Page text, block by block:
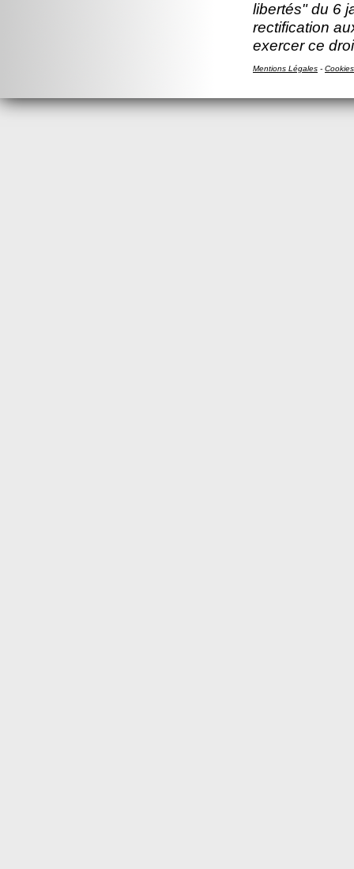
libertés" du 6
rectification
exercer ce
Mentions Légales - Cookies